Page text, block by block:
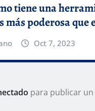
tiene una
más poderosa que
Oct 7, 2023
para publicar